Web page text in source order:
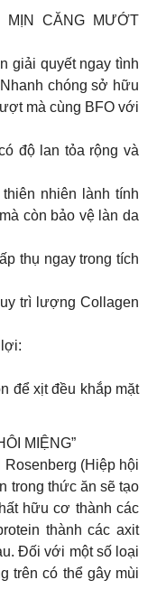
MỊN CĂNG MƯỚT
giải quyết ngay tình
chóng sở hữu
mà cùng BFO với
độ lan tỏa rộng và
nhiên lành tính
còn bảo vệ làn da
thụ ngay trong tích
trì lượng Collagen
để xịt đều khắp mặt
MIỆNG”
(Hiệp hội
trong thức ăn sẽ tạo
hữu cơ thành các
thành các axit
Đối với một số loại
trên có thể gây mùi